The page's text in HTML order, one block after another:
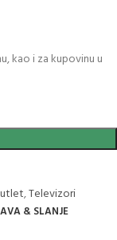
kao i za kupovinu u
,Televizori
& SLANJE